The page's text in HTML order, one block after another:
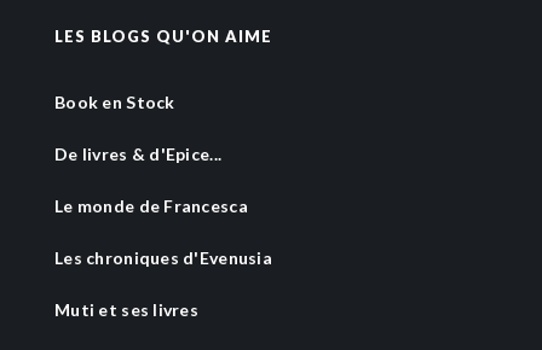
LES BLOGS QU'ON AIME
Book en Stock
De livres & d'Epice...
Le monde de Francesca
Les chroniques d'Evenusia
Muti et ses livres